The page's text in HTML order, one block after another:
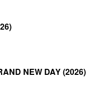
NEW DAY (2026)